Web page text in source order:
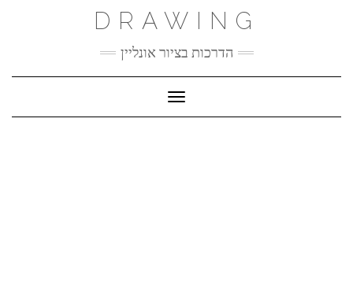
DRAWING
הדרכות בציור אונליין
Toggle Navigation